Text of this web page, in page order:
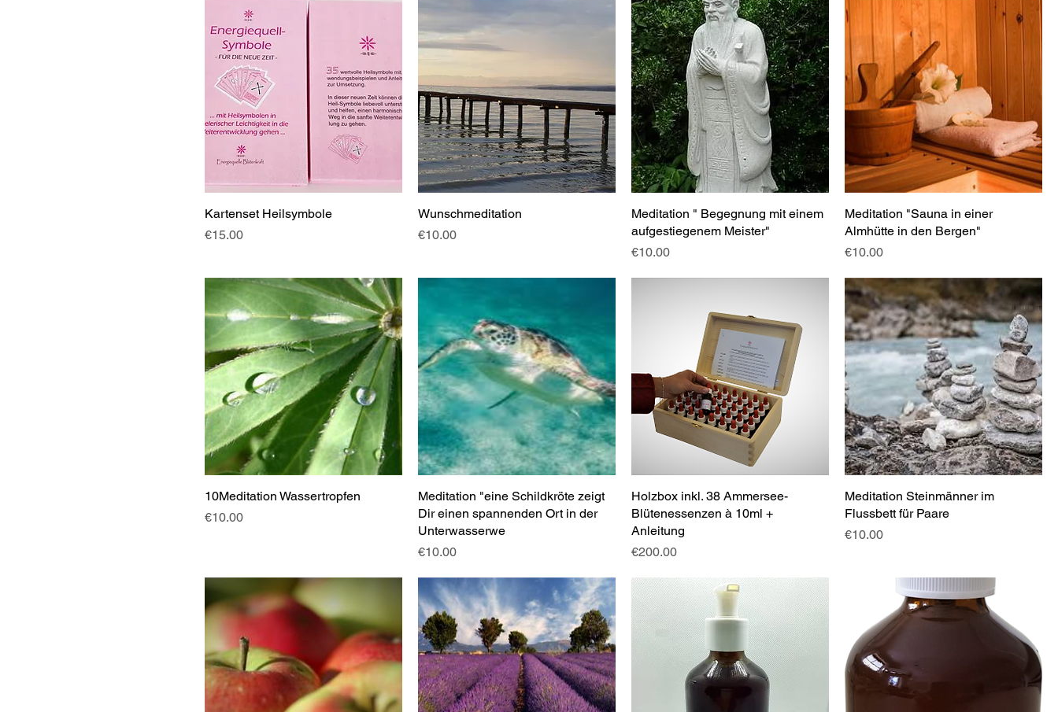
Kartenset Heilsymbole
Price
€15.00
Wunschmeditation
Price
€10.00
Meditation " Begegnung mit einem
aufgestiegenem Meister"
Price
€10.00
Meditation "Sauna in einer
Almhütte in den Bergen"
Price
€10.00
10Meditation Wassertropfen
Price
€10.00
Meditation "eine Schildkröte zeigt
Dir einen spannenden Ort in der
Unterwasserwe
Price
€10.00
Holzbox inkl. 38 Ammersee-
Blütenessenzen à 10ml +
Anleitung
Price
€200.00
Meditation Steinmänner im
Flussbett für Paare
Price
€10.00